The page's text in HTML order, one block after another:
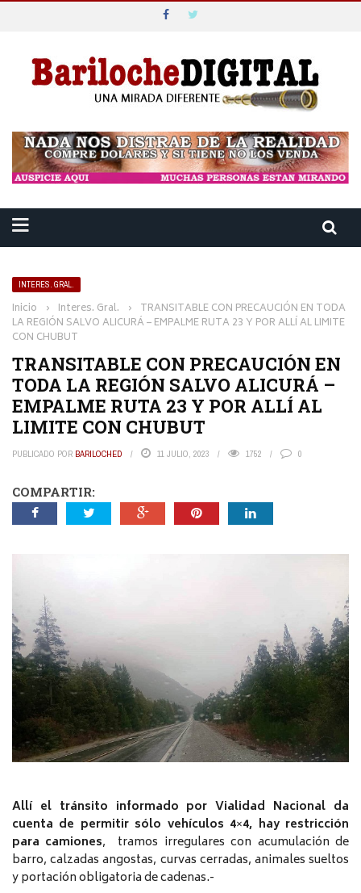
INTERES. GRAL.
Inicio › Interes. Gral. › TRANSITABLE CON PRECAUCIÓN EN TODA
LA REGIÓN SALVO ALICURÁ – EMPALME RUTA 23 Y POR ALLÍ AL LIMITE
CON CHUBUT
TRANSITABLE CON PRECAUCIÓN EN
TODA LA REGIÓN SALVO ALICURÁ –
EMPALME RUTA 23 Y POR ALLÍ AL
LIMITE CON CHUBUT
PUBLICADO POR BARILOCHED 11 JULIO, 2023 1752 0
COMPARTIR:
Allí el tránsito informado por Vialidad Nacional da
cuenta de permitir sólo vehículos 4×4, hay restricción
para camiones, tramos irregulares con acumulación de
barro, calzadas angostas, curvas cerradas, animales sueltos
y portación obligatoria de cadenas.-